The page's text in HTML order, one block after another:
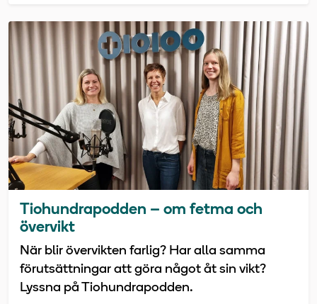
Tiohundrapodden – om fetma och
övervikt
När blir övervikten farlig? Har alla samma
förutsättningar att göra något åt sin vikt?
Lyssna på Tiohundrapodden.